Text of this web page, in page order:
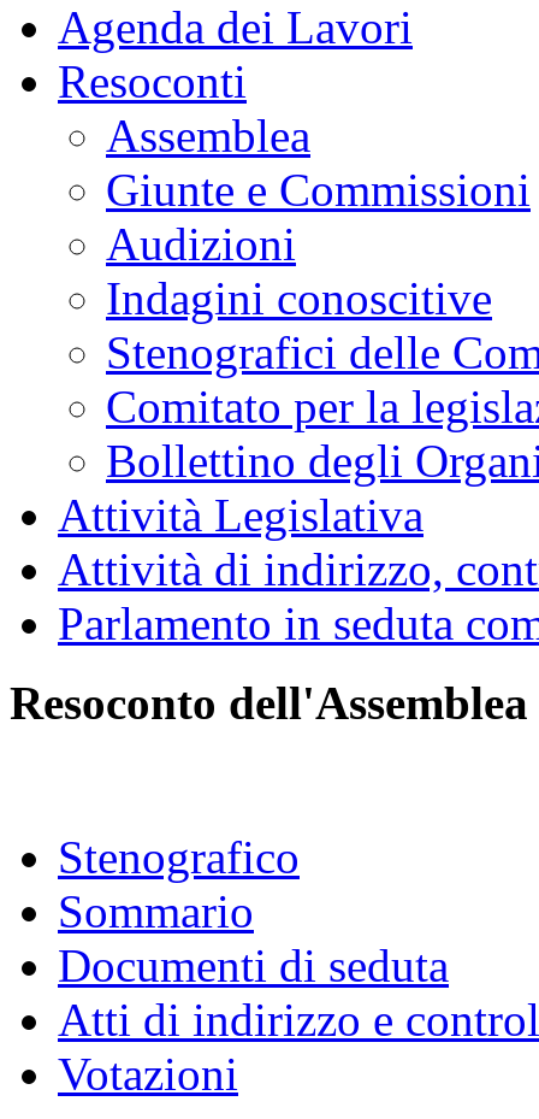
Agenda dei Lavori
Resoconti
Assemblea
Giunte e Commissioni
Audizioni
Indagini conoscitive
Stenografici delle
Comitato per la
Bollettino degli
Attività Legislativa
Attività di indirizzo,
Parlamento in seduta
Resoconto dell'Assemblea
Stenografico
Sommario
Documenti di seduta
Atti di indirizzo e
Votazioni